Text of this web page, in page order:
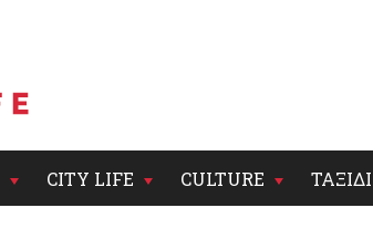
CITY LIFE CULTURE ΤΑΞΙΔΙ